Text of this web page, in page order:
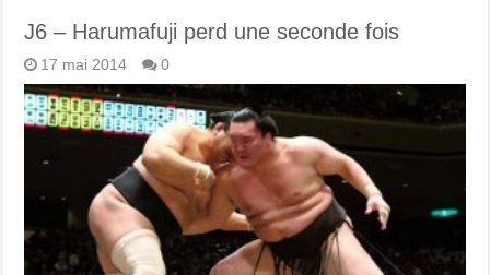
J6 – Harumafuji perd une seconde fois
17 mai 2014 0